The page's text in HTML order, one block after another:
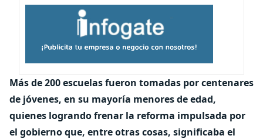
Más de 200 escuelas fueron tomadas por centenares
de jóvenes, en su mayoría menores de edad,
quienes logrando frenar la reforma impulsada por
el gobierno que, entre otras cosas, significaba el